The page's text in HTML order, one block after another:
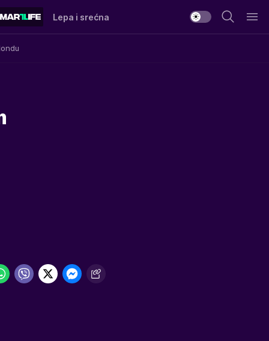
Lepa i srećna